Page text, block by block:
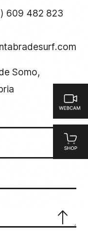
609 482 823
Somo,